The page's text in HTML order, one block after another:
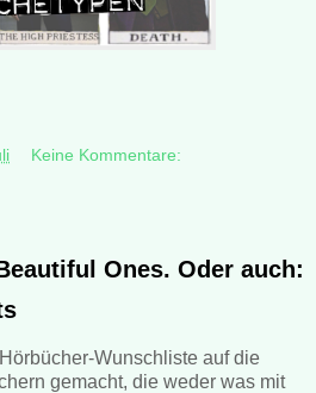
Keine Kommentare:
Ones. Oder auch:
Wunschliste auf die
gemacht, die weder was mit